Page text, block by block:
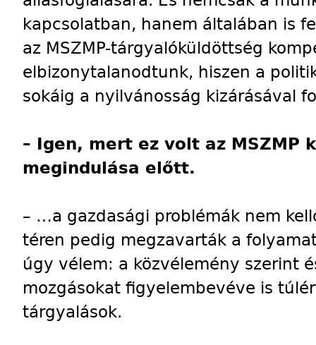
kapcsolatban, hanem általában is
az MSZMP-tárgyalóküldöttség
elbizonytalanodtunk, hiszen a
sokáig a nyilvánosság kizárásával
– Igen, mert ez volt az MSZMP
megindulása előtt.
– …a gazdasági problémák nem
téren pedig megzavarták a
úgy vélem: a közvélemény szerint
mozgásokat figyelembevéve is
tárgyalások.